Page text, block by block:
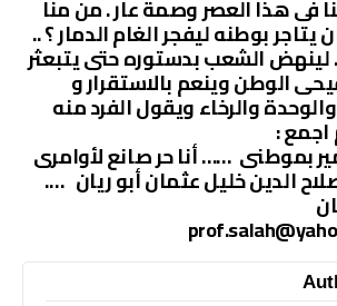
فى هذا العصر وصمة عار . من منا
يتاجر بوطنه ليفجر الغام الدمار ؟ ..
. لينهض الشعب بدستوره حتى يتبعثر
الوطن وينعم بالاستقرار و
والرخاء ويقول الفرد منه
اجمع :
بموطنى …… أنا حر صانع لأوامرى
الدين خليل عثمان أبو ريان ….